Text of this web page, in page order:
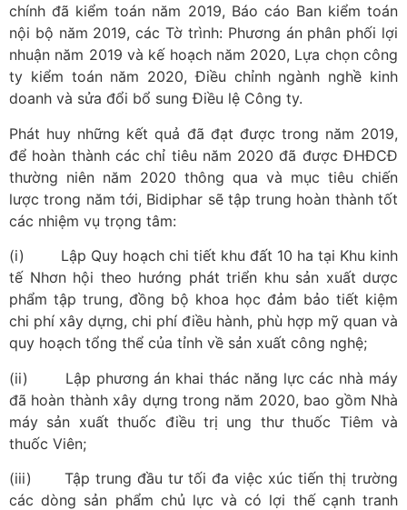
chính đã kiểm toán năm 2019, Báo cáo Ban kiểm toán
nội bộ năm 2019, các Tờ trình: Phương án phân phối lợi
nhuận năm 2019 và kế hoạch năm 2020, Lựa chọn công
ty kiểm toán năm 2020, Điều chỉnh ngành nghề kinh
doanh và sửa đổi bổ sung Điều lệ Công ty.
Phát huy những kết quả đã đạt được trong năm 2019,
để hoàn thành các chỉ tiêu năm 2020 đã được ĐHĐCĐ
thường niên năm 2020 thông qua và mục tiêu chiến
lược trong năm tới, Bidiphar sẽ tập trung hoàn thành tốt
các nhiệm vụ trọng tâm:
(i) Lập Quy hoạch chi tiết khu đất 10 ha tại Khu kinh
tế Nhơn hội theo hướng phát triển khu sản xuất dược
phẩm tập trung, đồng bộ khoa học đảm bảo tiết kiệm
chi phí xây dựng, chi phí điều hành, phù hợp mỹ quan và
quy hoạch tổng thể của tỉnh về sản xuất công nghệ;
(ii) Lập phương án khai thác năng lực các nhà máy
đã hoàn thành xây dựng trong năm 2020, bao gồm Nhà
máy sản xuất thuốc điều trị ung thư thuốc Tiêm và
thuốc Viên;
(iii) Tập trung đầu tư tối đa việc xúc tiến thị trường
các dòng sản phẩm chủ lực và có lợi thế cạnh tranh